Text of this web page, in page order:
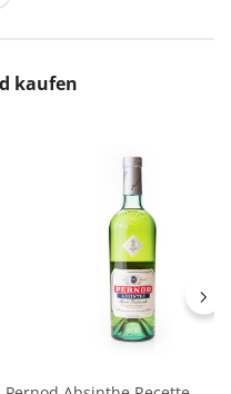
kaufen